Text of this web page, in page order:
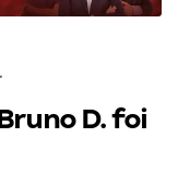
no CNJ
D. foi